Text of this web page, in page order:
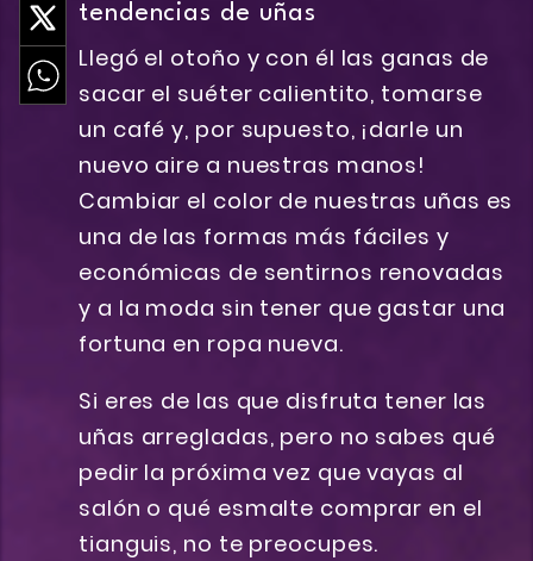
tendencias de uñas
Llegó el otoño y con él las ganas de
sacar el suéter calientito, tomarse
un café y, por supuesto, ¡darle un
nuevo aire a nuestras manos!
Cambiar el color de nuestras uñas es
una de las formas más fáciles y
económicas de sentirnos renovadas
y a la moda sin tener que gastar una
fortuna en ropa nueva.
Si eres de las que disfruta tener las
uñas arregladas, pero no sabes qué
pedir la próxima vez que vayas al
salón o qué esmalte comprar en el
tianguis, no te preocupes.